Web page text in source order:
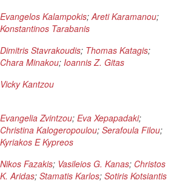
Evangelos Kalampokis;Areti Karamanou;
Konstantinos Tarabanis
Dimitris Stavrakoudis; Thomas Katagis;
Chara Minakou;Ioannis Z. Gitas
Vicky Kantzou
Evangelia Zvintzou;Eva Xepapadaki;
Christina Kalogeropoulou;Serafoula Filou;
Kyriakos E Kypreos
Nikos Fazakis; Vasileios G. Kanas; Christos
K. Aridas;Stamatis Karlos;Sotiris Kotsiantis